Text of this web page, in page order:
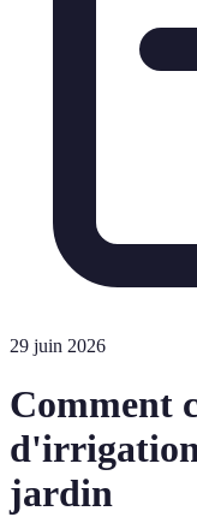
29 juin 2026
Comment
jardin